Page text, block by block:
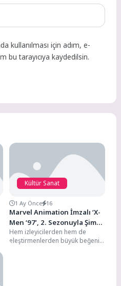
kullanılması için adım, e-
bu tarayıcıya kaydedilsin.
Kültür Sanat
1 Ay Önce 16
Marvel Animation İmzalı ‘X-
Men ‘97’, 2. Sezonuyla Şimdi
Sadece Disney+’ta!
Hem izleyicilerden hem de
eleştirmenlerden büyük beğeni